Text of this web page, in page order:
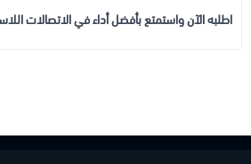
اطلبه الآن واستمتع بأفضل أداء في الاتصالات